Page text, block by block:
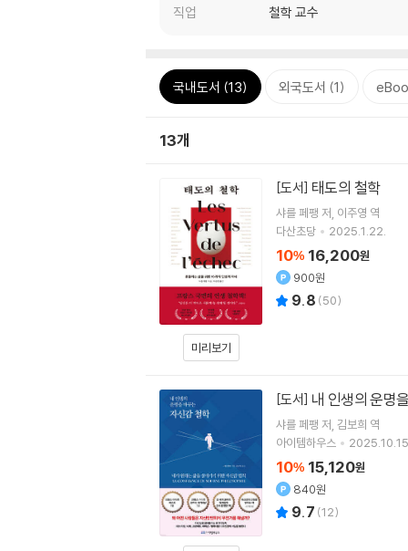
직업
철학 교수
국내도서 (13) 외국도서 (1)
13개
미리보기
[도서] 태도의 철학
샤를 페팽 저 이주영 역
다산초당
2025.1.22.
10% 16,200원
900원
9.8 (50)
[도서] 내 인생의 운명
샤를 페팽 저 김보희 역
아이템하우스
2025.10.15.
10% 15,120원
840원
9.7 (12)